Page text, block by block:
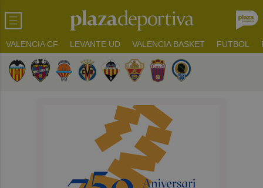
VALENCIA CF LEVANTE UD VALENCIA BASKET FUTBOL